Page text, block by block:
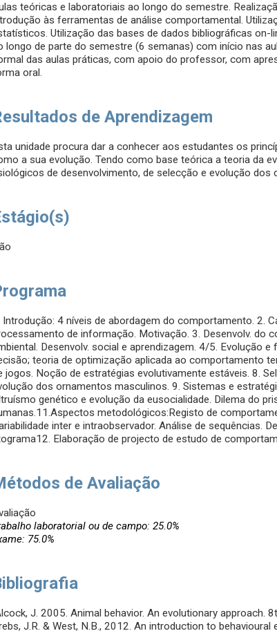
teóricas e laboratoriais ao longo do semestre.
às ferramentas de análise comportamental.
Utilização das bases de dados bibliográficas on-
longo de parte do semestre (6 semanas) com início nas
das aulas práticas, com apoio do professor, com
oral.
de Aprendizagem
unidade procura dar a conhecer aos estudantes os
a sua evolução. Tendo como base teórica a teoria da
de desenvolvimento, de selecção e evolução
Introdução: 4 níveis de abordagem do comportamento. 2.
de informação. Motivação. 3. Desenvolv. do
Desenvolv. social e aprendizagem. 4/5. Evolução
teoria de optimização aplicada ao comportamento
jogos. Noção de estratégias evolutivamente estáveis. 8.
dos ornamentos masculinos. 9. Sistemas e
genético e evolução da eusocialidade. Dilema do
metodológicos:Registo de
inter e intraobservador. Análise de sequências.
Elaboração de projecto de estudo de
de Avaliação
laboratorial ou de campo: 25.0%
75.0%
J. 2005. Animal behavior. An evolutionary approach.
J.R. & West, N.B., 2012. An introduction to behavioural